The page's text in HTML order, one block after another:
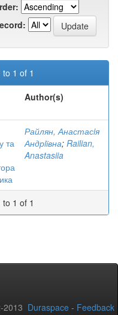
1 of 1
Author(s)
та
Райлян, Анастасiя
Андрiївна; Railian,
Anastasiia
1 of 1
2013 Duraspace - Feedback